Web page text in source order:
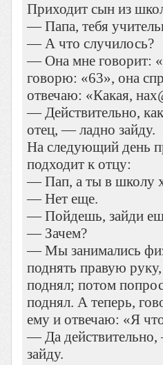
Приходит сын из
— Папа, тебя
— А что случилось?
— Она мне говорит:
говорю: «63», она
отвечаю: «Какая,
— Действительно,
отец, — ладно зайду.
На следующий день
подходит к отцу:
— Пап, а ты в школу
— Нет еще.
— Пойдешь, зайди
— Зачем?
— Мы занимались
поднять правую
поднял; потом
поднял. А теперь,
ему и отвечаю: «Я
— Да
зайду.